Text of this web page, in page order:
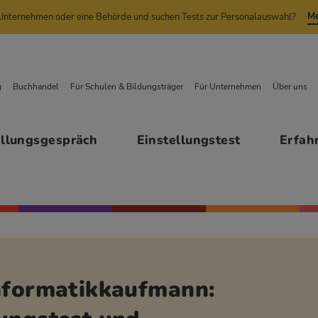
oder eine Behörde und suchen Tests zur Personalauswahl?
Einstellungstest
Buchhandel Für Schulen & Bildungsträger Für Unternehmen Über uns